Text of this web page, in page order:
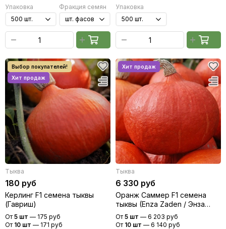
Спаржа
Томат
Тыква
Земляника
Фасоль
Фенхель
Упаковка
Фракция семян
Упаковка
Тыква
180 руб
Керлинг F1 семена тыквы
(Гавриш)
От 5 шт — 175 руб
От 10 шт — 171 руб
Тыква
6 330 руб
Оранж Саммер F1 семена
тыквы (Enza Zaden / Энза
Заден)
От 5 шт — 6 203 руб
От 10 шт — 6 140 руб